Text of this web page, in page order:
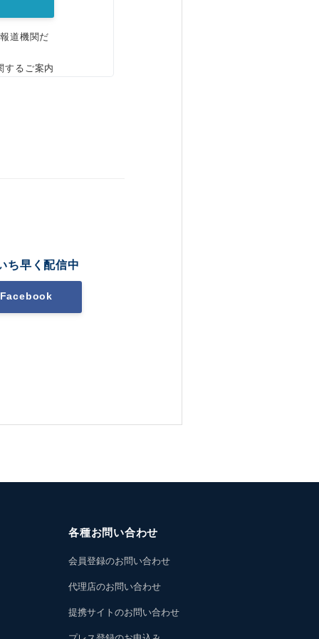
道機関だ
するご案内
ち早く配信中
Facebook
各種お問い合わせ
会員登録のお問い合わせ
代理店のお問い合わせ
提携サイトのお問い合わせ